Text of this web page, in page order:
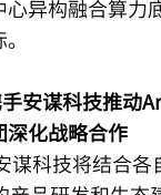
心异构融合算力
安谋科技推动
深化战略合作
科技将结合各